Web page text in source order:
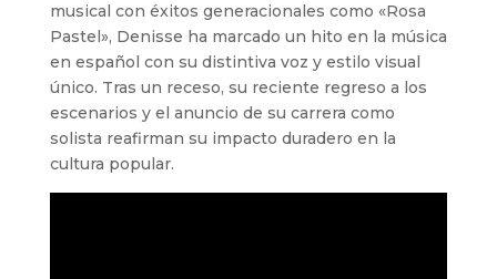
musical con éxitos generacionales como «Rosa
Pastel», Denisse ha marcado un hito en la música
en español con su distintiva voz y estilo visual
único. Tras un receso, su reciente regreso a los
escenarios y el anuncio de su carrera como
solista reafirman su impacto duradero en la
cultura popular.